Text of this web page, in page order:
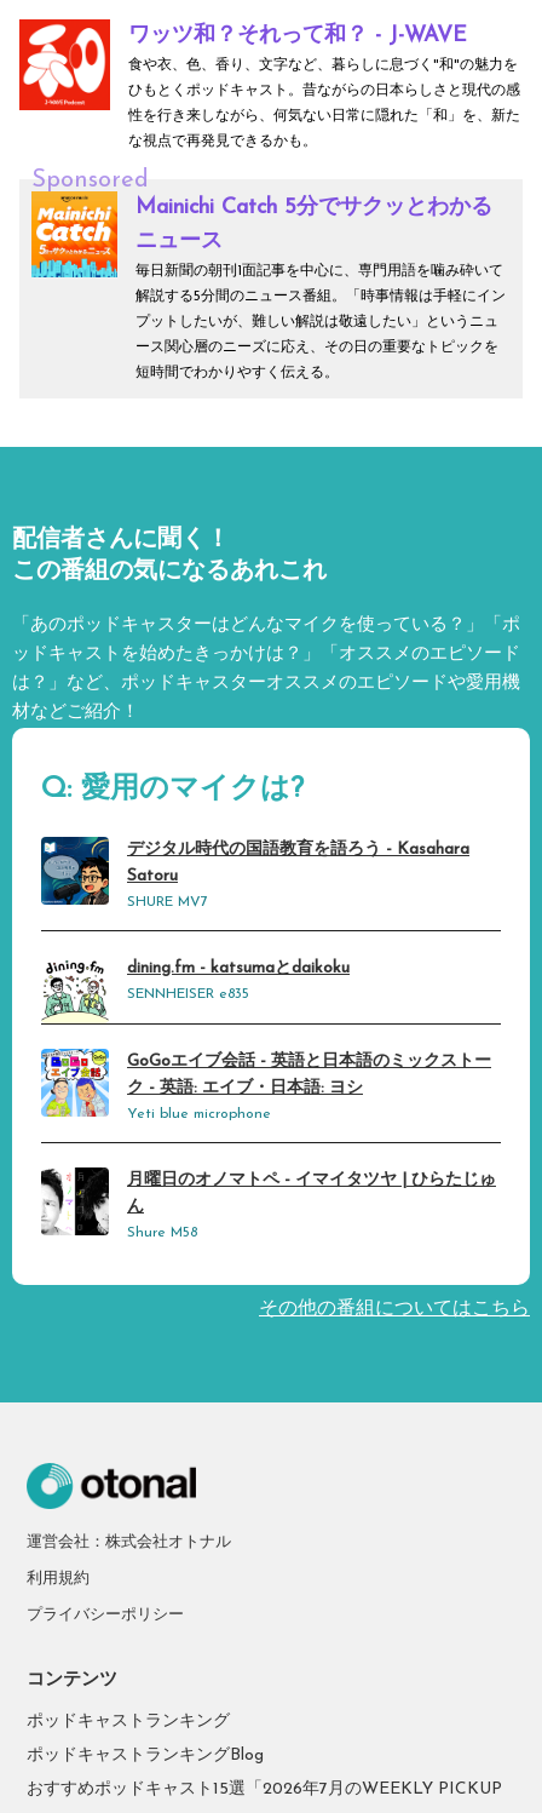
ワッツ和？それって和？ - J-WAVE
食や衣、色、香り、文字など、暮らしに息づく"和"の魅力を
ひもとくポッドキャスト。昔ながらの日本らしさと現代の感
性を行き来しながら、何気ない日常に隠れた「和」を、新た
な視点で再発見できるかも。
Sponsored
Mainichi Catch 5分でサクッとわかる
ニュース
毎日新聞の朝刊1面記事を中心に、専門用語を噛み砕いて
解説する5分間のニュース番組。「時事情報は手軽にイン
プットしたいが、難しい解説は敬遠したい」というニュ
ース関心層のニーズに応え、その日の重要なトピックを
短時間でわかりやすく伝える。
配信者さんに聞く！
この番組の気になるあれこれ
「あのポッドキャスターはどんなマイクを使っている？」「ポ
ッドキャストを始めたきっかけは？」「オススメのエピソード
は？」など、 ポッドキャスターオススメのエピソードや愛用機
材などご紹介！
Q: 愛用のマイクは?
デジタル時代の国語教育を語ろう - Kasahara
Satoru
SHURE MV7
dining.fm - katsumaとdaikoku
SENNHEISER e835
GoGoエイブ会話 - 英語と日本語のミックストー
ク - 英語: エイブ・日本語: ヨシ
Yeti blue microphone
月曜日のオノマトペ - イマイタツヤ | ひらたじゅ
ん
Shure M58
その他の番組についてはこちら
運営会社：株式会社オトナル
利用規約
プライバシーポリシー
コンテンツ
ポッドキャストランキング
ポッドキャストランキングBlog
おすすめポッドキャスト15選「2026年7月のWEEKLY PICKUP